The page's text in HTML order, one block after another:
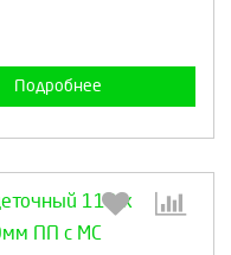
Подробнее